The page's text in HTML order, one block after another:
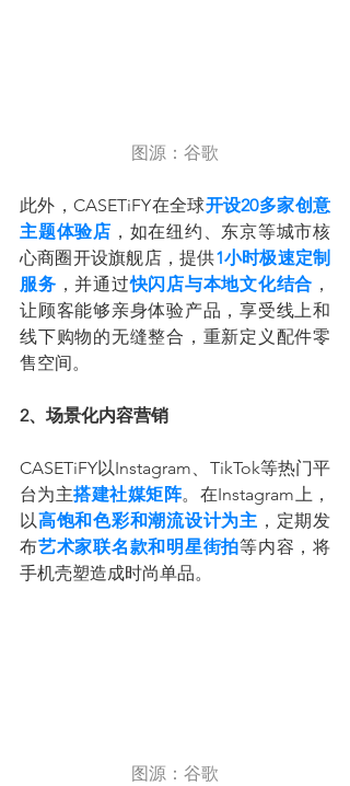
图源：谷歌
此外，CASETiFY在全球开设20多家创意
主题体验店 ，如在纽约、东京等城市核
心商圈开设旗舰店，提供1小时极速定制
服务 ，并通过快闪店与本地文化结合 ，
让顾客能够亲身体验产品，享受线上和
线下购物的无缝整合，重新定义配件零
售空间。
2、场景化内容营销
CASETiFY以Instagram、TikTok等热门平
台为主搭建社媒矩阵。在Instagram上，
以高饱和色彩和潮流设计为主 ，定期发
布艺术家联名款和明星街拍等内容，将
手机壳塑造成时尚单品。
图源：谷歌